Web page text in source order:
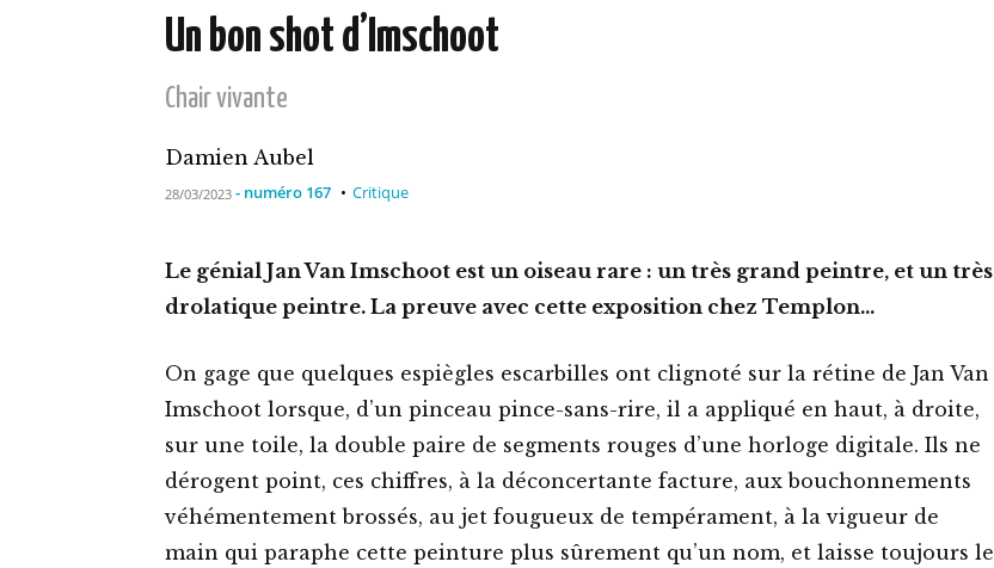
Un bon shot d’Imschoot
Chair vivante
Damien Aubel
28/03/2023 - numéro 167 Critique
Le génial Jan Van Imschoot est un oiseau rare : un très grand peintre, et un très
drolatique peintre. La preuve avec cette exposition chez Templon…
On gage que quelques espiègles escarbilles ont clignoté sur la rétine de Jan Van
Imschoot lorsque, d’un pinceau pince-sans-rire, il a appliqué en haut, à droite,
sur une toile, la double paire de segments rouges d’une horloge digitale. Ils ne
dérogent point, ces chiffres, à la déconcertante facture, aux bouchonnements
véhémentement brossés, au jet fougueux de tempérament, à la vigueur de
main qui paraphe cette peinture plus sûrement qu’un nom, et laisse toujours le